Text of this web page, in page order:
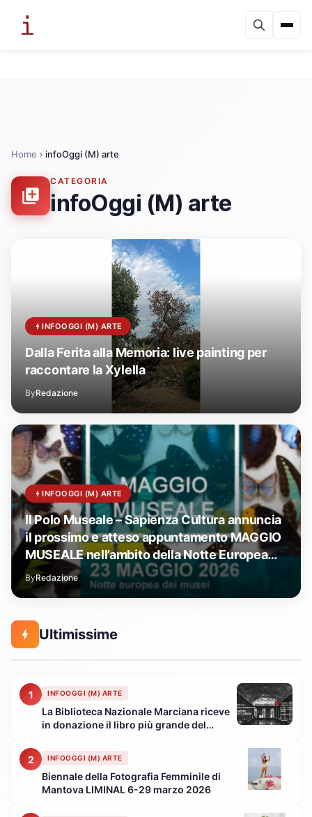
Home infoOggi (M) arte
CATEGORIA
infoOggi (M) arte
INFOOGGI (M) ARTE
Dalla Ferita alla Memoria: live painting per
raccontare la Xylella
ByRedazione
INFOOGGI (M) ARTE
Il Polo Museale – Sapienza Cultura annuncia
il prossimo e atteso appuntamento MAGGIO
MUSEALE nell’ambito della Notte Europea
dei Musei 2026
ByRedazione
Ultimissime
1 INFOOGGI (M) ARTE
La Biblioteca Nazionale Marciana riceve
in donazione il libro più grande del
Presidente della Fondazione Peruzzo
2 INFOOGGI (M) ARTE
Biennale della Fotografia Femminile di
Mantova LIMINAL 6-29 marzo 2026